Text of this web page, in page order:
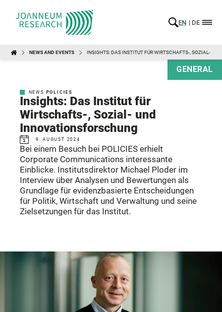
EN DE
NEWS AND EVENTS INSIGHTS: DAS INSTITUT FÜR WIRTSCHAFTS-, SOZIAL-
GENERAL
NEWS POLICIES
Insights: Das Institut für
Wirtschafts-, Sozial- und
Innovationsforschung
9. AUGUST 2024
Bei einem Besuch bei POLICIES erhielt
Corporate Communications interessante
Einblicke. Institutsdirektor Michael Ploder im
Interview über Analysen und Bewertungen als
Grundlage für evidenzbasierte Entscheidungen
für Politik, Wirtschaft und Verwaltung und seine
Zielsetzungen für das Institut.